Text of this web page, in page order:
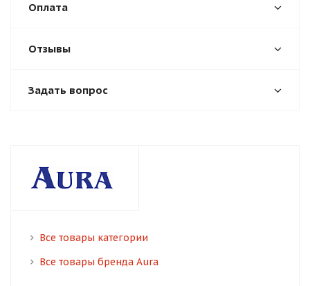
Оплата
Отзывы
Задать вопрос
Все товары категории
Все товары бренда Aura